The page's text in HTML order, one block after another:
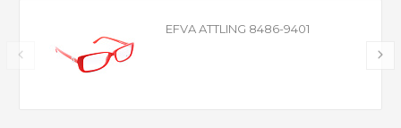
EFVA ATTLING 8486-9401